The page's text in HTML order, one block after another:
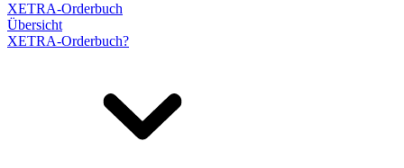
XETRA-Orderbuch
Übersicht
XETRA-Orderbuch?